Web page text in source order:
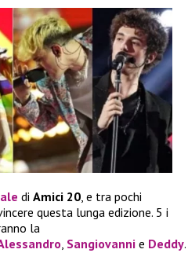
di Amici 20, e tra pochi
questa lunga edizione. 5 i
la
, Sangiovanni e Deddy.